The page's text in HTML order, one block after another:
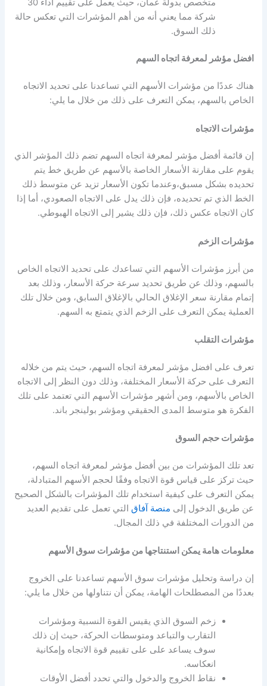
متخصص بدولة عمان، حيث يعمل على تقييم أداء 30
شركة مما يعني أنه من أهم المؤشرات التي تعكس حالة
ذلك السوق.
افضل مؤشر لمعرفة اتجاه السهم
هناك عددًا من مؤشرات الأسهمالتي تساعدنا على تحديد الاتجاه
الخاص بالسهم، يمكن التعرف على ذلك من خلال ما يلي:
مؤشرات الاتجاه
إن قائمة أفضل مؤشر لمعرفة اتجاه السهمتضم ذلك المؤشر الذي
يقوم على مقارنة الأسعار الخاصة بالأسهم عن طريق خط يتم
تحديده بشكل مسبق،وعندما تكون الأسعار تزيد عن متوسط ذلك
الخط الذي تم تحديده، فإن ذلك يدل على الاتجاه الصعودي، أما إذا
كان الاتجاه عكس ذلك، فإن ذلك يشير إلى الاتجاه الهبوطي.
مؤشرات الزخم
من أبرز مؤشرات الأسهمالتي تساعدك على تحديد الاتجاه الخاص
بالسهم، وذلك عن طريق تحديد سرعة حركة الأسعار، وذلك بعد
إتمام مقارنة سعر الإغلاق الحالي بالإغلاق السابق، ومن خلال تلك
العملية يمكن التعرف على الزخم الذي يتمتع به السهم.
مؤشرات التقلب
تعرف على افضل مؤشر لمعرفة اتجاه السهم، حيث يتم من خلاله
التعرف على حركة الأسعار المختلفة، وذلك دون النظر إلى الاتجاه
الخاص بالأسهم، ومن أشهر مؤشرات الأسهمالتي تعتمد على تلك
الفكرة هو متوسط المدى الحقيقي ومؤشر بولينجر باند.
مؤشرات حجم السوق
تعد تلك المؤشرات من بين أفضل مؤشر لمعرفة اتجاه السهم،
حيث تركز على قياس قوة الاتجاه وفقًا لحجم الأسهم المتبادلة،
يمكن التعرف على كيفية استخدام تلك المؤشرات بالشكل الصحيح
عن طريق الدخول إلى منصة آفاقالتي تعمل على تقديم العديد
من الدورات المختلفة في ذلك المجال.
معلومات هامة يمكن استنتاجها منمؤشرات سوق الأسهم
إن دراسة وتحليل مؤشرات سوق الأسهمتساعدنا على الخروج
بعددًا من المصطلحات الهامة، يمكن أن نتناولها من خلال ما يلي:
زخم السوق الذي يقيس القوة النسبية ومؤشرات
التقارب والتباعد ومتوسطات الحركة، حيث إن ذلك
سوف يساعد على على تقييم قوة الاتجاه وإمكانية
انعكاسه.
نقاط الخروج والدخول والتي تحدد أفضل الأوقات